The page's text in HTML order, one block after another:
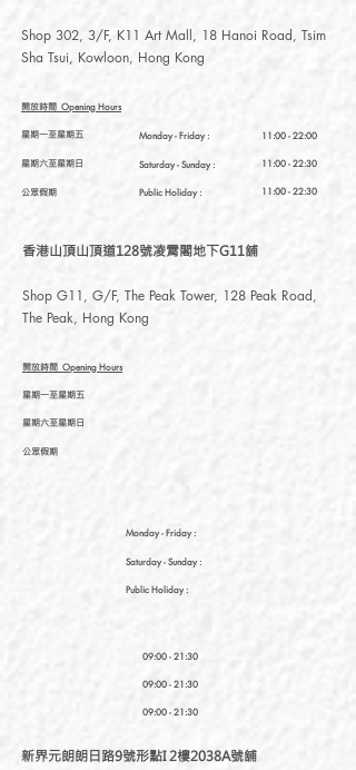
11:00 - 22:00
11:00 - 22:30
11:00 - 22:30
Shop 302, 3/F, K11 Art Mall, 18 Hanoi Road, Tsim
Sha Tsui, Kowloon, Hong Kong
開放時間 Opening Hours
星期一至星期五
星期六至星期日
公眾假期
Monday - Friday :
Saturday- Sunday :
Public Holiday :
香港山頂山頂道128號凌霄閣地下G11舖
Shop G11, G/F, The Peak Tower, 128 Peak Road,
The Peak, Hong Kong
開放時間 Opening Hours
星期一至星期五
星期六至星期日
公眾假期
Monday - Friday :
Saturday- Sunday :
Public Holiday :
09:00 - 21:30
09:00 - 21:30
09:00 - 21:30
新界元朗朗日路9號形點I 2樓2038A號舖